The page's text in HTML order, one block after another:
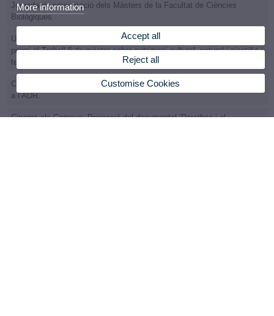
Jornada de presentació dels Màsters de la Facultat de Ciències
Biològiques
Una estudiant del màster en Paleontologia Aplicada obté el primer
premi al Treball fi de màster sobre patrimoni cultural, natural i científic i
tecnològic de la UV
Convocatòria d’eleccions a la Junta de Centre (Col·lectiu Estudiantat) i
a l’ADR.
Cinema als Campus: Projecció del documental ‘Dorothea i el
More information
Accept all
Reject all
Customise Cookies